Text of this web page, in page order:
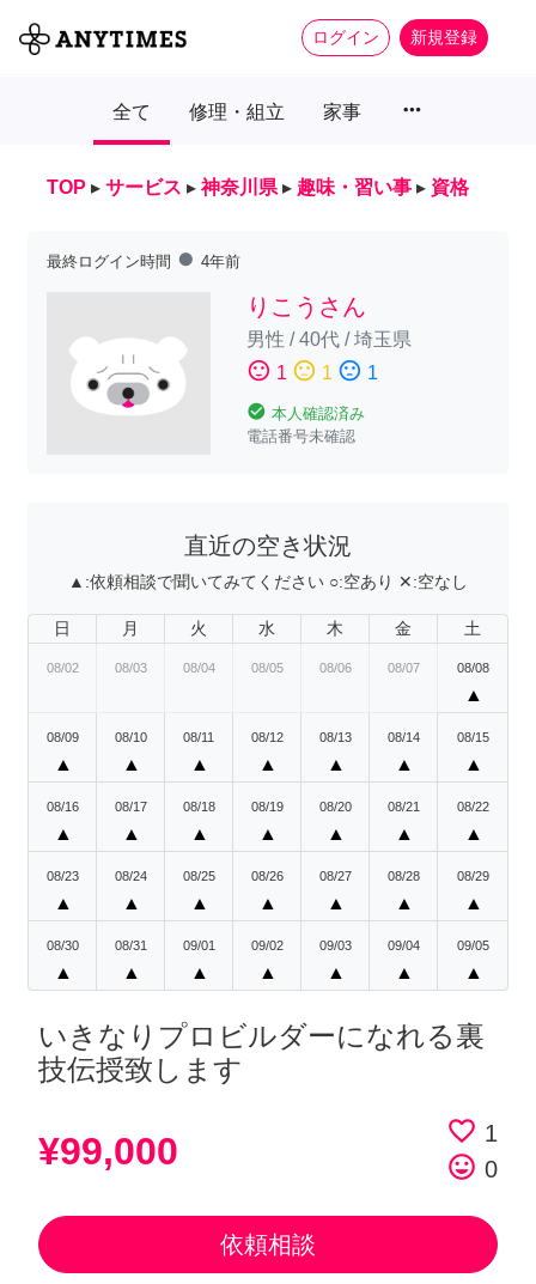
ログイン 新規登録
全て 修理・組立 家事 more_horiz
TOP ▸ サービス ▸ 神奈川県 ▸ 趣味・習い事 ▸ 資格
最終ログイン時間 fiber_manual_record 4年前
りこうさん
男性 /40代/埼玉県
sentiment_satisfied 1 sentiment_neutral 1 sentiment_dissatisfied 1
check_circle 本人確認済み
電話番号未確認
直近の空き状況
▲:依頼相談で聞いてみてください ○:空あり ✕:空なし
日 月 火 水 木 金 土
08/02 08/03 08/04 08/05 08/06 08/07 08/08
▲
08/09
▲
08/10
▲
08/11
▲
08/12
▲
08/13
▲
08/14
▲
08/15
▲
08/16
▲
08/17
▲
08/18
▲
08/19
▲
08/20
▲
08/21
▲
08/22
▲
08/23
▲
08/24
▲
08/25
▲
08/26
▲
08/27
▲
08/28
▲
08/29
▲
08/30
▲
08/31
▲
09/01
▲
09/02
▲
09/03
▲
09/04
▲
09/05
▲
いきなりプロビルダーになれる裏
技伝授致します
¥99,000 favorite_border 1
tag_faces 0
依頼相談